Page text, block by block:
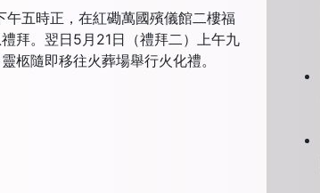
五時正，在紅磡萬國殯儀館二樓福
拜。翌日5月21日（禮拜二）上午九
柩隨即移往火葬場舉行火化禮。